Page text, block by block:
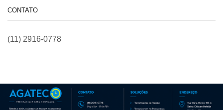
CONTATO
(11) 2916-0778